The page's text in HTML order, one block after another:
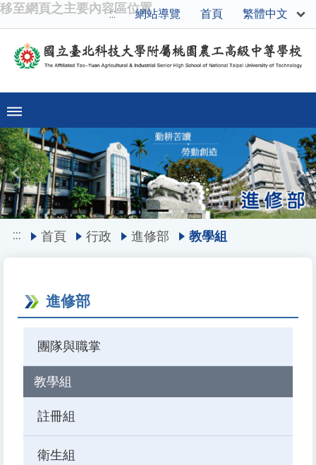
移至網頁之主要內容區位置
::: 網站導覽 首頁 繁體中文
Previous
::: 首頁 行政 進修部 教學組
進修部
團隊與職掌
教學組
註冊組
衛生組